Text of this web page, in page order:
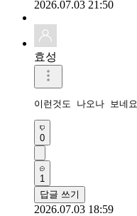
2026.07.03 21:50
효성
이런것도 나오나 보네요
0
1
답글 쓰기
2026.07.03 18:59